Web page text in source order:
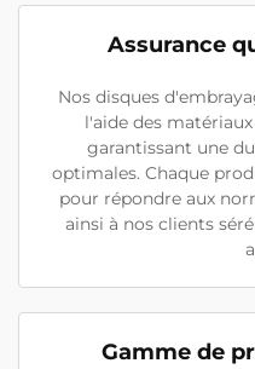
Assurance
Nos disques
l'aide des
garantissant une
optimales. Chaque
pour répondre aux
ainsi à nos clients
Gamme de